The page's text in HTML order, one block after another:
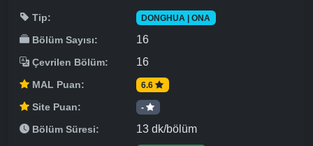
Tip: DONGHUA | ONA
Bölüm Sayısı: 16
Çevrilen Bölüm: 16
MAL Puan: 6.6
Site Puan: -
Bölüm Süresi: 13 dk/bölüm